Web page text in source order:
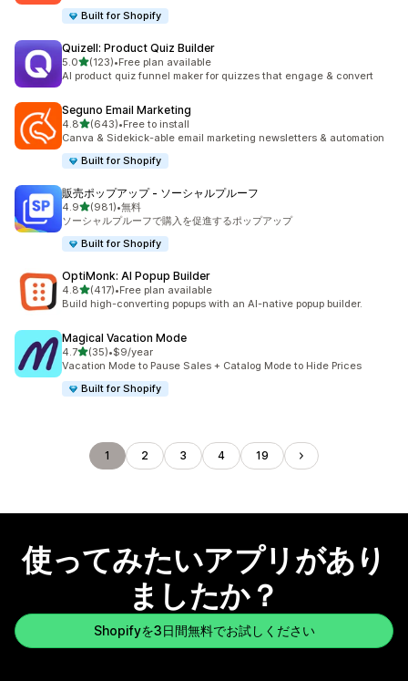
Built for Shopify
Quizell: Product Quiz Builder
5.05つ星中
(123)
合計レビュー数：123件
•Free plan available
AI product quiz funnel maker for quizzes that engage & convert
Seguno Email Marketing
4.85つ星中
(643)
合計レビュー数：643件
•Free to install
Canva & Sidekick-able email marketing newsletters & automation
Built for Shopify
販売ポップアップ ‑ ソーシャルプルーフ
4.95つ星中
(981)
合計レビュー数：981件
•無料
ソーシャルプルーフで購入を促進するポップアップ
Built for Shopify
OptiMonk: AI Popup Builder
4.85つ星中
(417)
合計レビュー数：417件
•Free plan available
Build high-converting popups with an AI-native popup builder.
Magical Vacation Mode
4.75つ星中
(35)
合計レビュー数：35件
•$9/year
Vacation Mode to Pause Sales + Catalog Mode to Hide Prices
Built for Shopify
1 2 3 4 19
使ってみたいアプリがあり
ましたか？
Shopifyを3日間無料でお試しください